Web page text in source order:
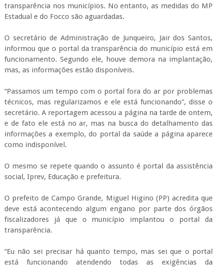
transparência nos municípios. No entanto, as medidas do MP
Estadual e do Focco são aguardadas.
O secretário de Administração de Junqueiro, Jair dos Santos,
informou que o portal da transparência do município está em
funcionamento. Segundo ele, houve demora na implantação,
mas, as informações estão disponíveis.
“Passamos um tempo com o portal fora do ar por problemas
técnicos, mas regularizamos e ele está funcionando”, disse o
secretário. A reportagem acessou a página na tarde de ontem,
e de fato ele está no ar, mas na busca do detalhamento das
informações a exemplo, do portal da saúde a página aparece
como indisponível.
O mesmo se repete quando o assunto é portal da assistência
social, Iprev, Educação e prefeitura.
O prefeito de Campo Grande, Miguel Higino (PP) acredita que
deve está acontecendo algum engano por parte dos órgãos
fiscalizadores já que o município implantou o portal da
transparência.
“Eu não sei precisar há quanto tempo, mas sei que o portal
está funcionando atendendo todas as exigências da